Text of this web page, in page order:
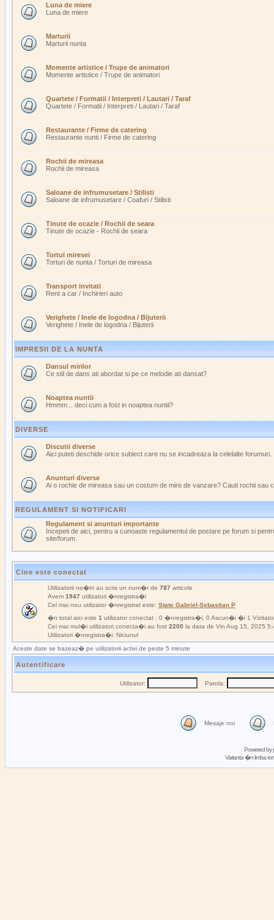
Luna de miere
Luna de miere
Marturii
Marturii nunta
Momente artistice / Trupe de animatori
Momente artistice / Trupe de animatori
Quartete / Formatii / Interpreti / Lautari / Taraf
Quartete / Formatii / Interpreti / Lautari / Taraf
Restaurante / Firme de catering
Restaurante nunti / Firme de catering
Rochii de mireasa
Rochii de mireasa
Saloane de infrumusetare / Stilisti
Saloane de infrumusetare / Coafuri / Stilisti
Tinute de ocazie / Rochii de seara
Tinute de ocazie - Rochii de seara
Tortul miresei
Torturi de nunta / Torturi de mireasa
Transport invitati
Rent a car / Inchirieri auto
Verighete / Inele de logodna / Bijuterii
Verighete / Inele de logodna / Bijuterii
IMPRESII DE LA NUNTA
Dansul mirilor
Ce stil de dans ati abordat si pe ce melodie ati dansat?
Noaptea nuntii
Hmmm... deci cum a fost in noaptea nuntii?
DIVERSE
Discutii diverse
Aici puteti deschide orice subiect care nu se incadreaza la celelalte forumuri.
Anunturi diverse
Ai o rochie de mireasa sau un costum de mire de vanzare? Cauti rochii sau
REGULAMENT SI NOTIFICARI
Regulament si anunturi importante
Incepeti de aici, pentru a cunoaste regulamentul de postare pe forum si
site/forum.
Cine este conectat
Utilizatorii no�tri au scris un num�r de 787 articole
Avem 1947 utilizatori �nregistra�i
Cel mai nou utilizator �nregistrat este: State Gabriel-Sebastian P
�n total aici este 1 utilizator conectat : 0 �nregistra�i, 0 Ascun�i �i 1
Cei mai mul�i utilizatori conecta�i au fost 2200 la data de Vin Aug 15, 2025
Utilizatori �nregistra�i: Niciunul
Aceste date se bazeaz� pe utilizatorii activi de peste 5 minute
Autentificare
Utilizator: Parola:
Mesaje noi
Powered by
Varianta �n limba